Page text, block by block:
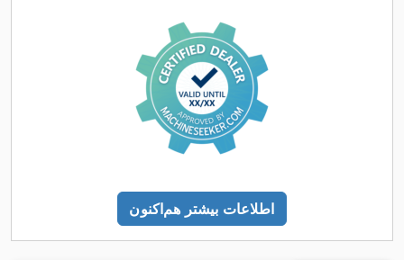
اطلاعات بیشتر هم‌اکنون